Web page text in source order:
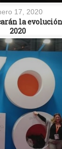
17, 2020
la
2020